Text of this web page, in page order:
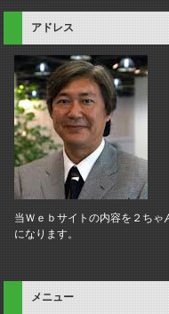
アドレス
当Ｗｅｂサイトの内容を２ちゃ
になります。
メニュー